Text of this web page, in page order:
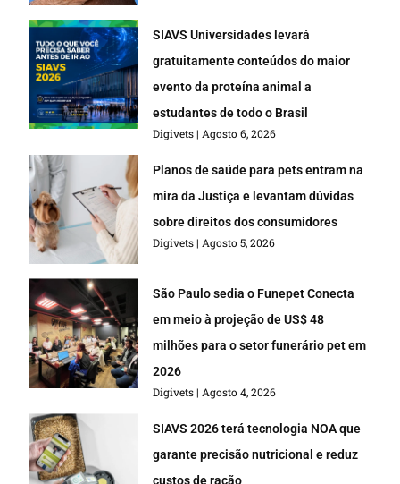
SIAVS Universidades levará
gratuitamente conteúdos do maior
evento da proteína animal a
estudantes de todo o Brasil
Digivets Agosto 6, 2026
Planos de saúde para pets entram na
mira da Justiça e levantam dúvidas
sobre direitos dos consumidores
Digivets Agosto 5, 2026
São Paulo sedia o Funepet Conecta
em meio à projeção de US$ 48
milhões para o setor funerário pet em
2026
Digivets Agosto 4, 2026
SIAVS 2026 terá tecnologia NOA que
garante precisão nutricional e reduz
custos de ração